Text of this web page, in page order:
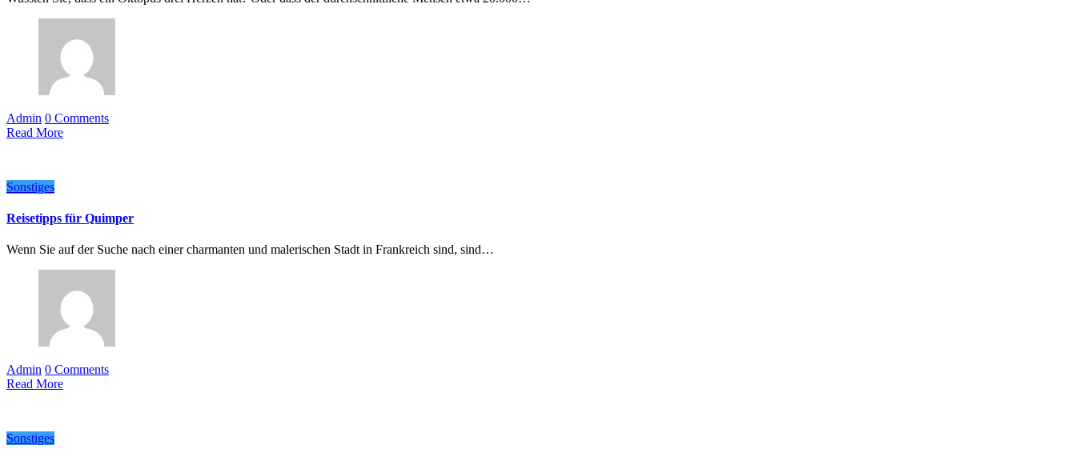
Admin 0 Comments
Read More
Sonstiges
Reisetipps für Quimper
Wenn Sie auf der Suche nach einer charmanten und malerischen Stadt in Frankreich sind, sind…
Admin 0 Comments
Read More
Sonstiges